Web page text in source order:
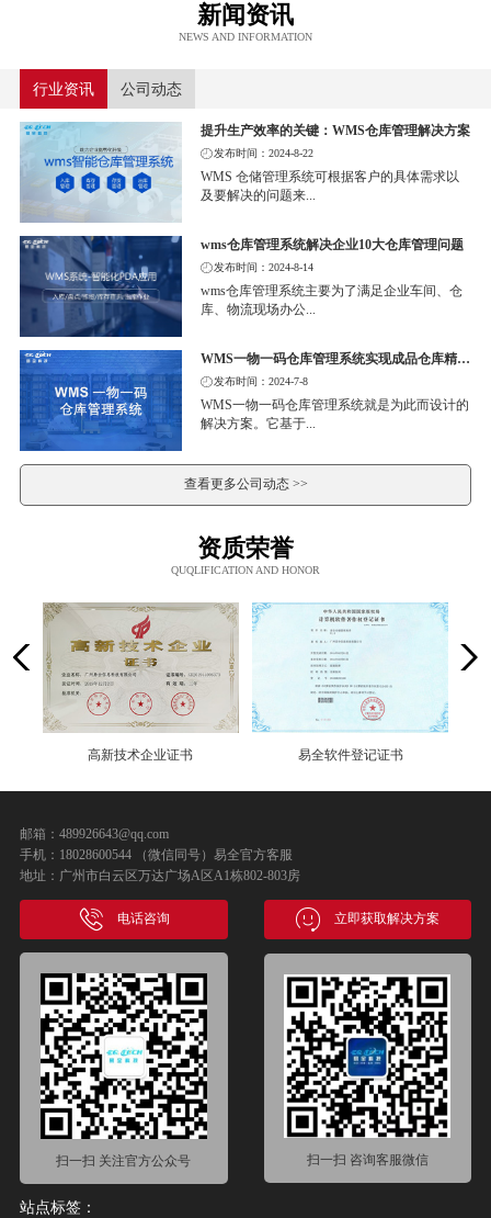
新闻资讯
NEWS AND INFORMATION
行业资讯 公司动态
提升生产效率的关键：WMS仓库管理解决方案
发布时间：2024-8-22
WMS 仓储管理系统可根据客户的具体需求以
及要解决的问题来...
wms仓库管理系统解决企业10大仓库管理问题
发布时间：2024-8-14
wms仓库管理系统主要为了满足企业车间、仓
库、物流现场办公...
WMS一物一码仓库管理系统实现成品仓库精细化管理
发布时间：2024-7-8
WMS一物一码仓库管理系统就是为此而设计的
解决方案。它基于...
查看更多公司动态 >>
资质荣誉
QUQLIFICATION AND HONOR
高新技术企业证书 易全软件登记证书
邮箱：489926643@qq.com
手机：18028600544 （微信同号）易全官方客服
地址：广州市白云区万达广场A区A1栋802-803房
电话咨询 立即获取解决方案
扫一扫 关注官方公众号 扫一扫 咨询客服微信
站点标签：